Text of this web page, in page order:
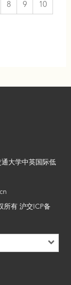
8 9 10
大学中英国际低
所有 沪交ICP备